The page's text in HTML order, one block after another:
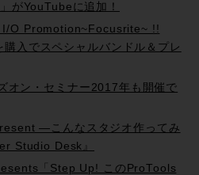
がYouTubeに追加！
O Promotion~Focusrite~ !!
入でスペシャルバンドル＆プレ
オン・セミナー2017年も開催で
—こんなスタジオ作ってみ
Studio Desk』
「Step Up! このProTools